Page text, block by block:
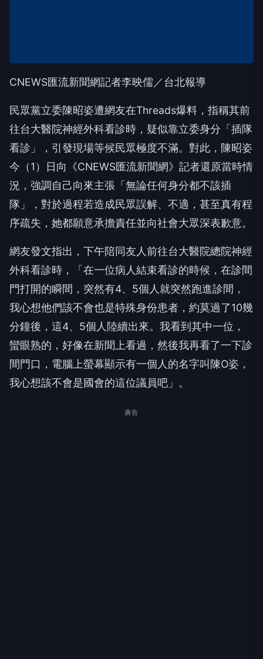
CNEWS匯流新聞網記者李映儒／台北報導
民眾黨立委陳昭姿遭網友在Threads爆料，指稱其前
往台大醫院神經外科看診時，疑似靠立委身分「插隊
看診」，引發現場等候民眾極度不滿。對此，陳昭姿
今（1）日向《CNEWS匯流新聞網》記者還原當時情
況，強調自己向來主張「無論任何身分都不該插
隊」，對於過程若造成民眾誤解、不適，甚至真有程
序疏失，她都願意承擔責任並向社會大眾深表歉意。
網友發文指出，下午陪同友人前往台大醫院總院神經
外科看診時，「在一位病人結束看診的時候，在診間
門打開的瞬間，突然有4、5個人就突然跑進診間，
我心想他們該不會也是特殊身份患者，約莫過了10幾
分鐘後，這4、5個人陸續出來。我看到其中一位，
蠻眼熟的，好像在新聞上看過，然後我再看了一下診
間門口，電腦上螢幕顯示有一個人的名字叫陳O姿，
我心想該不會是國會的這位議員吧」。
廣告